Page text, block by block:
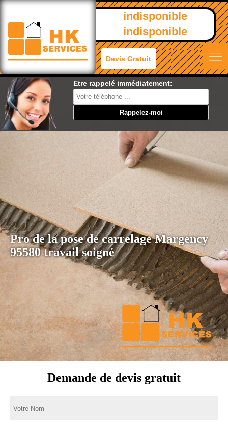
indisponible
indisponible
Devis Gratuit
Etre rappelé immédiatement:
Pro de la pose de carrelage Margency
95580 travail soigné
Demande de devis gratuit